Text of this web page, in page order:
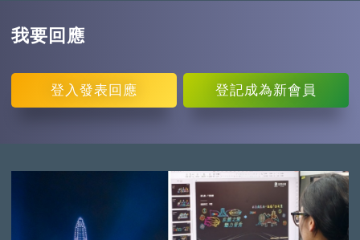
我要回應
登入 發表回應 登記成為新會員